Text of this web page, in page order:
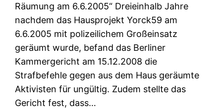
Räumung am 6.6.2005“ Dreieinhalb Jahre
nachdem das Hausprojekt Yorck59 am
6.6.2005 mit polizeilichem Großeinsatz
geräumt wurde, befand das Berliner
Kammergericht am 15.12.2008 die
Strafbefehle gegen aus dem Haus geräumte
Aktivisten für ungültig. Zudem stellte das
Gericht fest, dass…